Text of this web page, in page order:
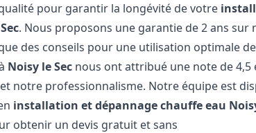
pour garantir la longévité de votre
. Nous proposons une garantie de 2 ans sur
des conseils pour une utilisation optimale
Noisy le Sec nous ont attribué une note de 4,5
notre professionnalisme. Notre équipe est
installation et dépannage chauffe eau
obtenir un devis gratuit et sans